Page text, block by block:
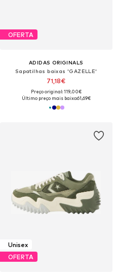
OFERTA
ADIDAS ORIGINALS
Sapatilhas baixas 'GAZELLE'
71,18€
Preço original: 119,00€
Último preço mais baixo:61,69€
Unisex
OFERTA